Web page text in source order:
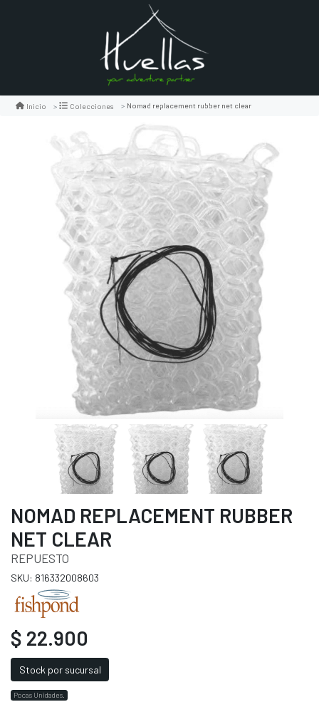
Inicio Colecciones Nomad replacement rubber net clear
NOMAD REPLACEMENT RUBBER
NET CLEAR
REPUESTO
SKU: 816332008603
$ 22.900
Stock por sucursal
Pocas Unidades.